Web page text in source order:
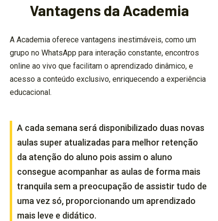
Vantagens da Academia
A Academia oferece vantagens inestimáveis, como um
grupo no WhatsApp para interação constante, encontros
online ao vivo que facilitam o aprendizado dinâmico, e
acesso a conteúdo exclusivo, enriquecendo a experiência
educacional.
A cada semana será disponibilizado duas novas
aulas super atualizadas para melhor retenção
da atenção do aluno pois assim o aluno
consegue acompanhar as aulas de forma mais
tranquila sem a preocupação de assistir tudo de
uma vez só, proporcionando um aprendizado
mais leve e didático.